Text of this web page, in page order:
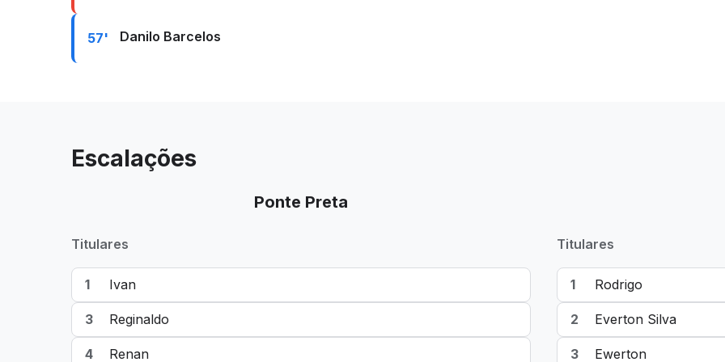
57' Danilo Barcelos
Escalações
Ponte Preta
Titulares
1 Ivan
3 Reginaldo
4 Renan
Titulares
1 Rodrigo
2 Everton Silva
3 Ewerton